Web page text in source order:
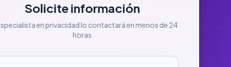
Solicite información
en privacidad lo contactará en menos de 24
horas